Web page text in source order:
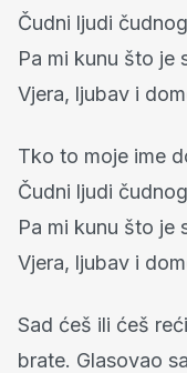
Čudni ljudi
Pa mi kunu što je
Vjera, ljubav i
Tko to moje ime
Čudni ljudi
Pa mi kunu što je
Vjera, ljubav i
Sad ćeš ili ćeš
brate. Glasovao